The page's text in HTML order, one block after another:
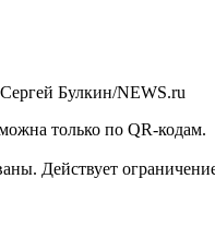
Булкин/NEWS.ru
только по QR-кодам.
Действует